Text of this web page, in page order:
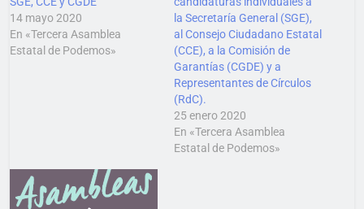
14 mayo 2020
En «Tercera Asamblea
Estatal de Podemos»
la Secretaría General (SGE),
al Consejo Ciudadano Estatal
(CCE), a la Comisión de
Garantías (CGDE) y a
Representantes de Círculos
(RdC).
25 enero 2020
En «Tercera Asamblea
Estatal de Podemos»